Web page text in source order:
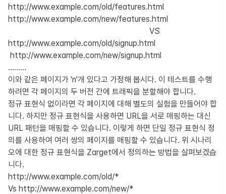
http://www.example.com/old/features.html
http://www.example.com/new/features.html
VS
http://www.example.com/old/signup.html
http://www.example.com/new/signup.html
………
이와 같은 페이지가 'n'개 있다고 가정해 봅시다. 이 테스트를 수행
하려면 각 페이지의 두 버전 간에 트래픽을 분할해야 합니다.
정규 표현식 없이라면 각 페이지에 대해 별도의 실험을 만들어야 합
니다. 하지만 정규 표현식을 사용하면 URL을 서로 매핑하는 대신
URL 패턴을 매핑할 수 있습니다. 이렇게 하면 단일 정규 표현식 정
의를 사용하여 여러 쌍의 페이지를 매핑할 수 있습니다. 위 시나리
오에 대한 정규 표현식을 Zarget에서 정의하는 방법을 살펴보겠습
니다.
http://www.example.com/old/*
Vs http://www.example.com/new/*